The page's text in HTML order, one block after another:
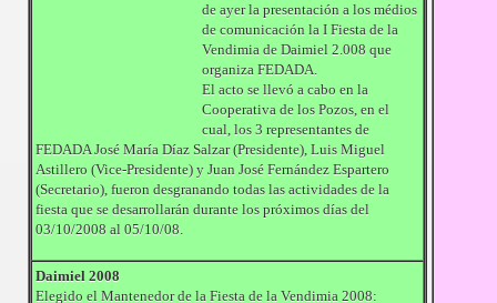
de ayer la presentación a los médios
de comunicación la I Fiesta de la
Vendimia de Daimiel 2.008 que
organiza FEDADA.
El acto se llevó a cabo en la
Cooperativa de los Pozos, en el
cual, los 3 representantes de
FEDADA José María Díaz Salzar (Presidente), Luis Miguel
Astillero (Vice-Presidente) y Juan José Fernández Espartero
(Secretario), fueron desgranando todas las actividades de la
fiesta que se desarrollarán durante los próximos días del
03/10/2008 al 05/10/08.
Daimiel 2008
Elegido el Mantenedor de la Fiesta de la Vendimia 2008: